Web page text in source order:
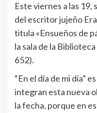
Este viernes a las
del escritor jujeño
titula «Ensueños de
la sala de la
652).
“En el día de mi día”
integran esta nueva
la fecha, porque en